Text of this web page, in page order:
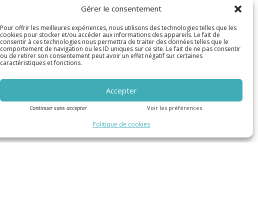
Gérer le consentement
Pour offrir les meilleures expériences, nous utilisons des technologies telles que les
cookies pour stocker et/ou accéder aux informations des appareils. Le fait de
consentir à ces technologies nous permettra de traiter des données telles que le
comportement de navigation ou les ID uniques sur ce site. Le fait de ne pas consentir
ou de retirer son consentement peut avoir un effet négatif sur certaines
caractéristiques et fonctions.
Accepter
Continuer sans accepter Voir les préférences
Politique de cookies